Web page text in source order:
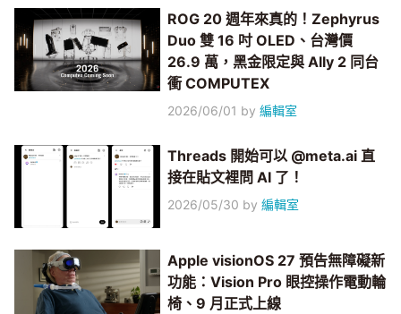
ROG 20 週年來真的！Zephyrus
Duo 雙 16 吋 OLED、台灣價
26.9 萬，黑金限定與 Ally 2 同台
衝 COMPUTEX
2026/06/01 by編輯室
Threads 開始可以 @meta.ai 直
接在貼文裡問 AI 了！
2026/05/30 by編輯室
Apple visionOS 27 預告無障礙新
功能：Vision Pro 眼控操作電動輪
椅、9 月正式上線